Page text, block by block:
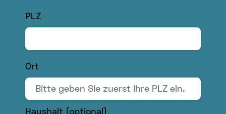
PLZ
Ort
Bitte
Haushalt (optional)